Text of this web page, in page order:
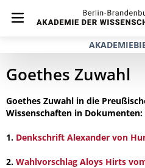
Goethes Zuwahl
Goethes Zuwahl in die
Wissenschaften in Dokumenten:
1. Denkschrift Alexander von
2. Wahlvorschlag Aloys Hirts